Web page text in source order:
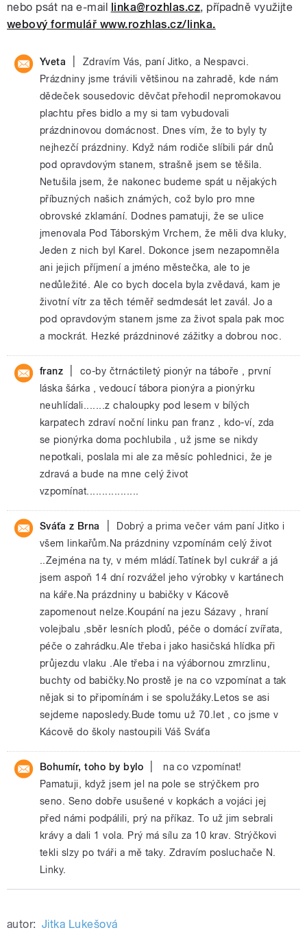
nebo psát na e-mail linka@rozhlas.cz, případně využijte
webový formulář www.rozhlas.cz/linka.
Yveta
Zdravím Vás, paní Jitko, a Nespavci.
Prázdniny jsme trávili většinou na zahradě, kde nám
dědeček sousedovic děvčat přehodil nepromokavou
plachtu přes bidlo a my si tam vybudovali
prázdninovou domácnost. Dnes vím, že to byly ty
nejhezčí prázdniny. Když nám rodiče slíbili pár dnů
pod opravdovým stanem, strašně jsem se těšila.
Netušila jsem, že nakonec budeme spát u nějakých
příbuzných našich známých, což bylo pro mne
obrovské zklamání. Dodnes pamatuji, že se ulice
jmenovala Pod Táborským Vrchem, že měli dva kluky,
Jeden z nich byl Karel. Dokonce jsem nezapomněla
ani jejich příjmení a jméno městečka, ale to je
nedůležité. Ale co bych docela byla zvědavá, kam je
životní vítr za těch téměř sedmdesát let zavál. Jo a
pod opravdovým stanem jsme za život spala pak moc
a mockrát. Hezké prázdninové zážitky a dobrou noc.
franz
co-by čtrnáctiletý pionýr na táboře , první
láska šárka , vedoucí tábora pionýra a pionýrku
neuhlídali.......z chaloupky pod lesem v bílých
karpatech zdraví noční linku pan franz , kdo-ví, zda
se pionýrka doma pochlubila , už jsme se nikdy
nepotkali, poslala mi ale za měsíc pohlednici, že je
zdravá a bude na mne celý život
vzpomínat.................
Sváťa z Brna
Dobrý a prima večer vám paní Jitko i
všem linkařům.Na prázdniny vzpomínám celý život
..Zejména na ty, v mém mládí.Tatínek byl cukrář a já
jsem aspoň 14 dní rozvážel jeho výrobky v kartánech
na káře.Na prázdniny u babičky v Kácově
zapomenout nelze.Koupání na jezu Sázavy , hraní
volejbalu ,sběr lesních plodů, péče o domácí zvířata,
péče o zahrádku.Ale třeba i jako hasičská hlídka při
průjezdu vlaku .Ale třeba i na výábornou zmrzlinu,
buchty od babičky.No prostě je na co vzpomínat a tak
nějak si to připomínám i se spolužáky.Letos se asi
sejdeme naposledy.Bude tomu už 70.let , co jsme v
Kácově do školy nastoupili Váš Sváťa
Bohumír, toho by bylo
na co vzpomínat!
Pamatuji, když jsem jel na pole se strýčkem pro
seno. Seno dobře usušené v kopkách a vojáci jej
před námi podpálili, prý na příkaz. To už jim sebrali
krávy a dali 1 vola. Prý má sílu za 10 krav. Strýčkovi
tekli slzy po tváři a mě taky. Zdravím posluchače N.
Linky.
autor: Jitka Lukešová